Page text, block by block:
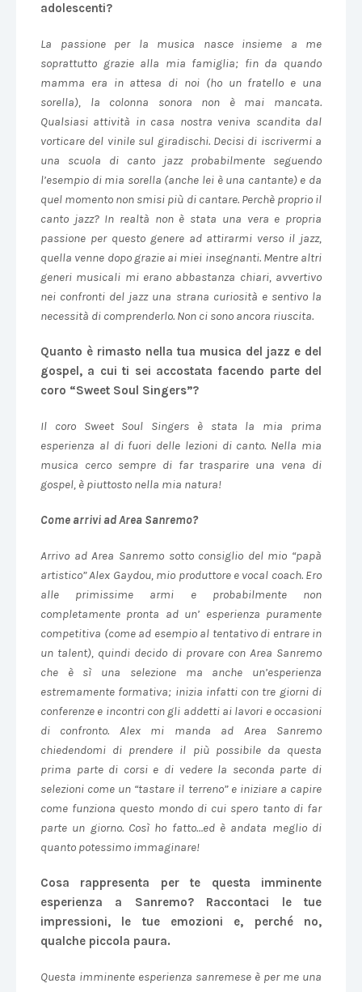
adolescenti?
La passione per la musica nasce insieme a me
soprattutto grazie alla mia famiglia; fin da quando
mamma era in attesa di noi (ho un fratello e una
sorella), la colonna sonora non è mai mancata.
Qualsiasi attività in casa nostra veniva scandita dal
vorticare del vinile sul giradischi. Decisi di iscrivermi a
una scuola di canto jazz probabilmente seguendo
l’esempio di mia sorella (anche lei è una cantante) e da
quel momento non smisi più di cantare. Perchè proprio il
canto jazz? In realtà non è stata una vera e propria
passione per questo genere ad attirarmi verso il jazz,
quella venne dopo grazie ai miei insegnanti. Mentre altri
generi musicali mi erano abbastanza chiari, avvertivo
nei confronti del jazz una strana curiosità e sentivo la
necessità di comprenderlo. Non ci sono ancora riuscita.
Quanto è rimasto nella tua musica del jazz e del
gospel, a cui ti sei accostata facendo parte del
coro “Sweet Soul Singers”?
Il coro Sweet Soul Singers è stata la mia prima
esperienza al di fuori delle lezioni di canto. Nella mia
musica cerco sempre di far trasparire una vena di
gospel, è piuttosto nella mia natura!
Come arrivi ad Area Sanremo?
Arrivo ad Area Sanremo sotto consiglio del mio “papà
artistico” Alex Gaydou, mio produttore e vocal coach. Ero
alle primissime armi e probabilmente non
completamente pronta ad un’ esperienza puramente
competitiva (come ad esempio al tentativo di entrare in
un talent), quindi decido di provare con Area Sanremo
che è sì una selezione ma anche un’esperienza
estremamente formativa; inizia infatti con tre giorni di
conferenze e incontri con gli addetti ai lavori e occasioni
di confronto. Alex mi manda ad Area Sanremo
chiedendomi di prendere il più possibile da questa
prima parte di corsi e di vedere la seconda parte di
selezioni come un “tastare il terreno” e iniziare a capire
come funziona questo mondo di cui spero tanto di far
parte un giorno. Così ho fatto…ed è andata meglio di
quanto potessimo immaginare!
Cosa rappresenta per te questa imminente
esperienza a Sanremo? Raccontaci le tue
impressioni, le tue emozioni e, perché no,
qualche piccola paura.
Questa imminente esperienza sanremese è per me una